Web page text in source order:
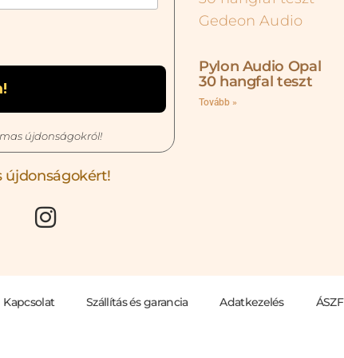
újdonságokról!
újdonságokért!
Pylon Audio Opal
30 hangfal teszt
Tovább »
Kapcsolat Szállítás és garancia Adatkezelés ÁSZF